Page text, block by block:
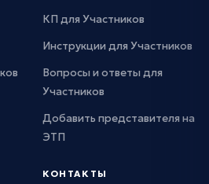
КП для Участников
Инструкции для Участников
Вопросы и ответы для
Участников
Добавить представителя на
ЭТП
КОНТАКТЫ